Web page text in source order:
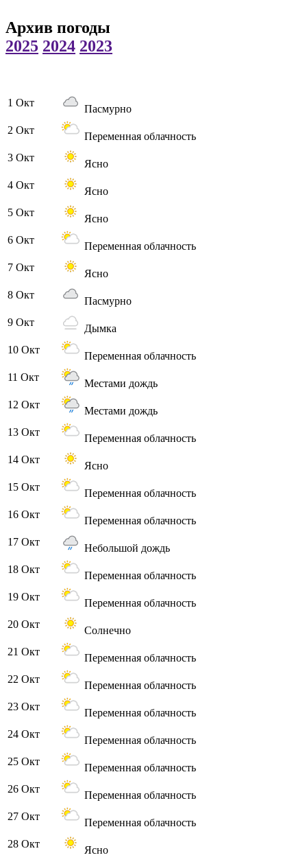
Архив погоды
2025 2024 2023
1 Окт
Пасмурно
2 Окт
Переменная облачность
3 Окт
Ясно
4 Окт
Ясно
5 Окт
Ясно
6 Окт
Переменная облачность
7 Окт
Ясно
8 Окт
Пасмурно
9 Окт
Дымка
10 Окт
Переменная облачность
11 Окт
Местами дождь
12 Окт
Местами дождь
13 Окт
Переменная облачность
14 Окт
Ясно
15 Окт
Переменная облачность
16 Окт
Переменная облачность
17 Окт
Небольшой дождь
18 Окт
Переменная облачность
19 Окт
Переменная облачность
20 Окт
Солнечно
21 Окт
Переменная облачность
22 Окт
Переменная облачность
23 Окт
Переменная облачность
24 Окт
Переменная облачность
25 Окт
Переменная облачность
26 Окт
Переменная облачность
27 Окт
Переменная облачность
28 Окт
Ясно